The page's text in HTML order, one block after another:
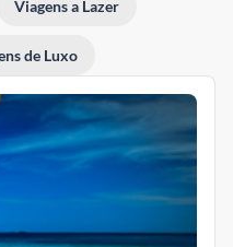
Viagens a Lazer
de Luxo